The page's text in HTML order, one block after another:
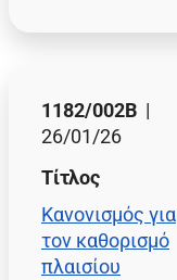
1182/002Β |
26/01/26
Τίτλος
Κανονισμός για
τον καθορισμό
πλαισίου